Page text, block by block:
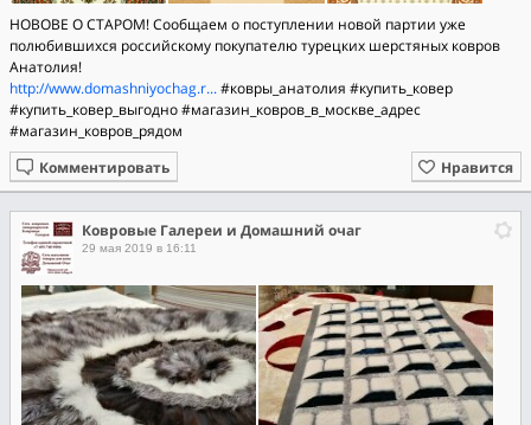
НОВОВЕ О СТАРОМ! Сообщаем о поступлении новой партии уже
полюбившихся российскому покупателю турецких шерстяных ковров
Анатолия!
http://www.domashniyochag.r...#ковры_анатолия #купить_ковер
#купить_ковер_выгодно #магазин_ковров_в_москве_ адрес
#магазин_ковров_рядом
Нравится
Комментировать
Ковровые Галереи и Домашний очаг
29 мая 2019 в 16:11